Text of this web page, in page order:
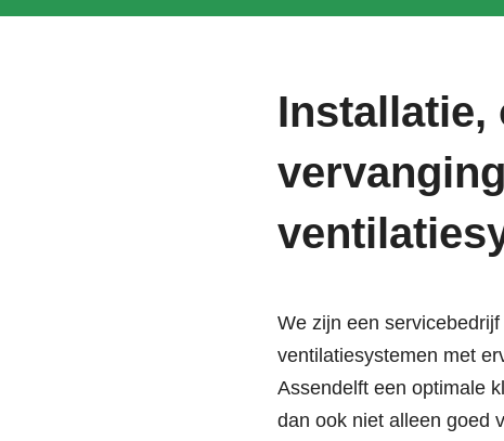
Installatie,
We zijn een
ventilatiesystemen met
Assendelft een optimale
dan ook niet alleen goed